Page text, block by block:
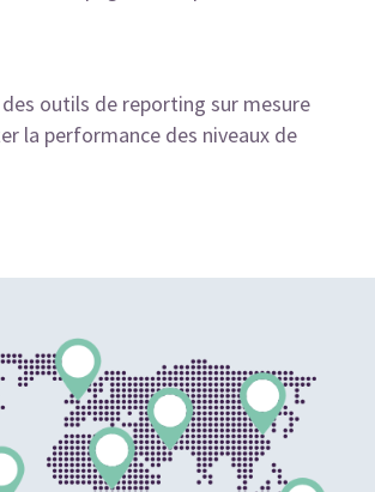
des outils de reporting sur mesure
la performance des niveaux de